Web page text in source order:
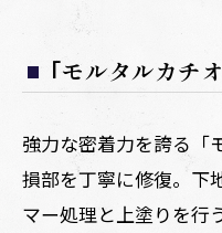
｢モルタルカチ
強力な密着力を誇る「
損部を丁寧に修復。下
マー処理と上塗りを行